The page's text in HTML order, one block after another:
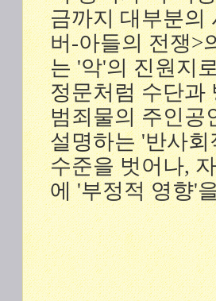
금까지 대부분의
버-아들의 전쟁>
는 '악'의 진원지
정문처럼 수단과
범죄물의 주인공
설명하는 '반사
수준을 벗어나,
에 '부정적 영향'